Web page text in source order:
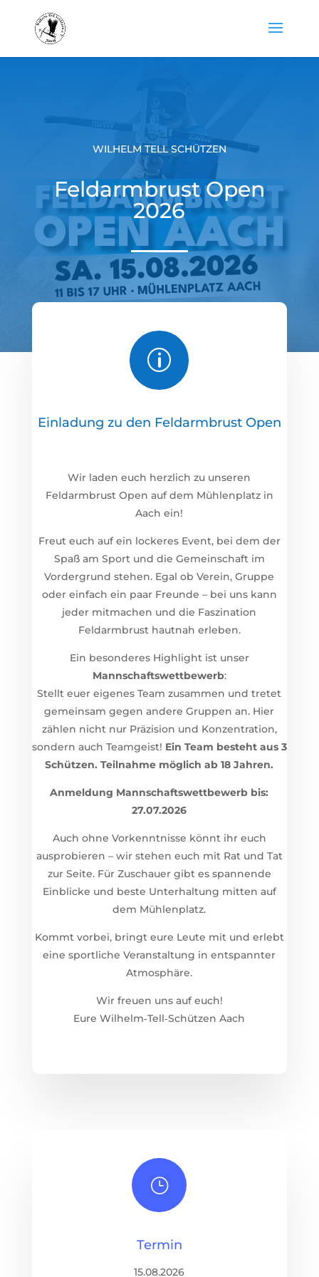
WILHELM TELL SCHÜTZEN
Feldarmbrust Open
2026
p
Einladung zu den Feldarmbrust Open
Wir laden euch herzlich zu unseren
Feldarmbrust Open auf dem Mühlenplatz in
Aach ein!
Freut euch auf ein lockeres Event, bei dem der
Spaß am Sport und die Gemeinschaft im
Vordergrund stehen. Egal ob Verein, Gruppe
oder einfach ein paar Freunde – bei uns kann
jeder mitmachen und die Faszination
Feldarmbrust hautnah erleben.
Ein besonderes Highlight ist unser
Mannschaftswettbewerb:
Stellt euer eigenes Team zusammen und tretet
gemeinsam gegen andere Gruppen an. Hier
zählen nicht nur Präzision und Konzentration,
sondern auch Teamgeist! Ein Team besteht aus 3
Schützen. Teilnahme möglich ab 18 Jahren.
Anmeldung Mannschaftswettbewerb bis:
27.07.2026
Auch ohne Vorkenntnisse könnt ihr euch
ausprobieren – wir stehen euch mit Rat und Tat
zur Seite. Für Zuschauer gibt es spannende
Einblicke und beste Unterhaltung mitten auf
dem Mühlenplatz.
Kommt vorbei, bringt eure Leute mit und erlebt
eine sportliche Veranstaltung in entspannter
Atmosphäre.
Wir freuen uns auf euch!
Eure Wilhelm‑Tell‑Schützen Aach
}
Termin
15.08.2026